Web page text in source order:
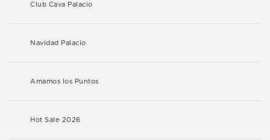
Club Cava Palacio
Navidad Palacio
Amamos los Puntos
Hot Sale 2026